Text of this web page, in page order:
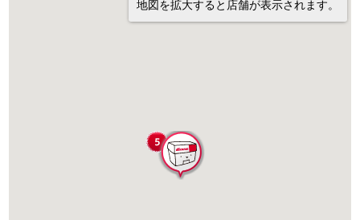
地図を拡大すると店舗が表示されます。